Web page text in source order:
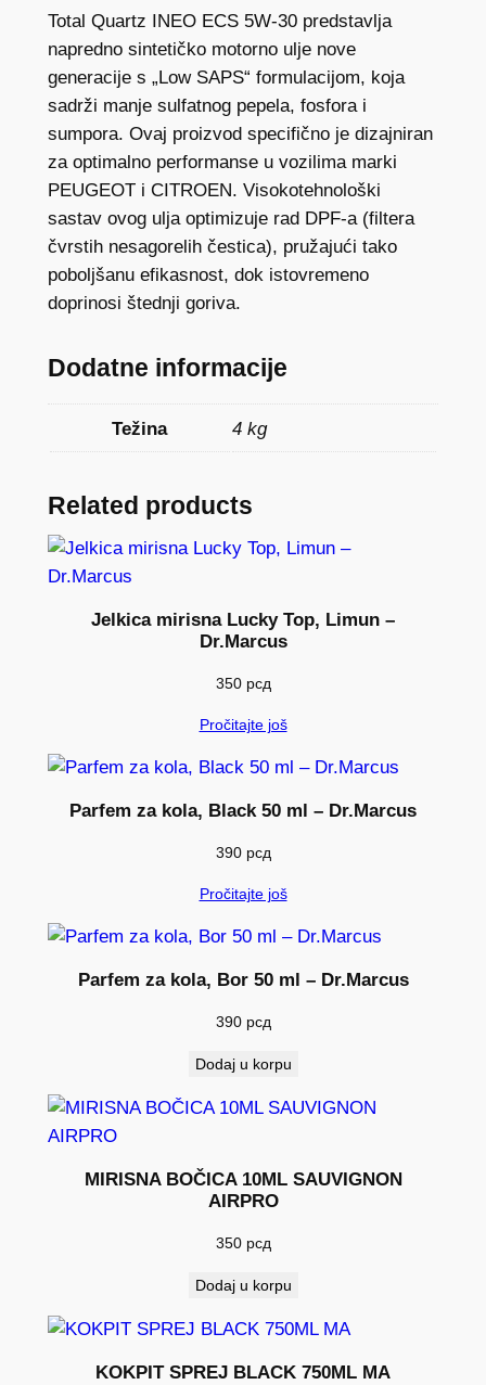
U
A
R
T
Z
I
N
E
O
E
C
W
-
4
L
k
o
Total Quartz INEO ECS 5W-30 predstavlja
napredno sintetičko motorno ulje nove
generacije s „Low SAPS“ formulacijom, koja
sadrži manje sulfatnog pepela, fosfora i
sumpora. Ovaj proizvod specifično je dizajniran
za optimalno performanse u vozilima marki
PEUGEOT i CITROEN. Visokotehnološki
sastav ovog ulja optimizuje rad DPF-a (filtera
čvrstih nesagorelih čestica), pružajući tako
poboljšanu efikasnost, dok istovremeno
doprinosi štednji goriva.
Dodatne informacije
Težina 4 kg
Related products
Jelkica mirisna Lucky Top, Limun –
Dr.Marcus
350 рсд
Pročitajte još
Parfem za kola, Black 50 ml – Dr.Marcus
390 рсд
Pročitajte još
Parfem za kola, Bor 50 ml – Dr.Marcus
390 рсд
Dodaj u korpu
MIRISNA BOČICA 10ML SAUVIGNON
AIRPRO
350 рсд
Dodaj u korpu
KOKPIT SPREJ BLACK 750ML MA